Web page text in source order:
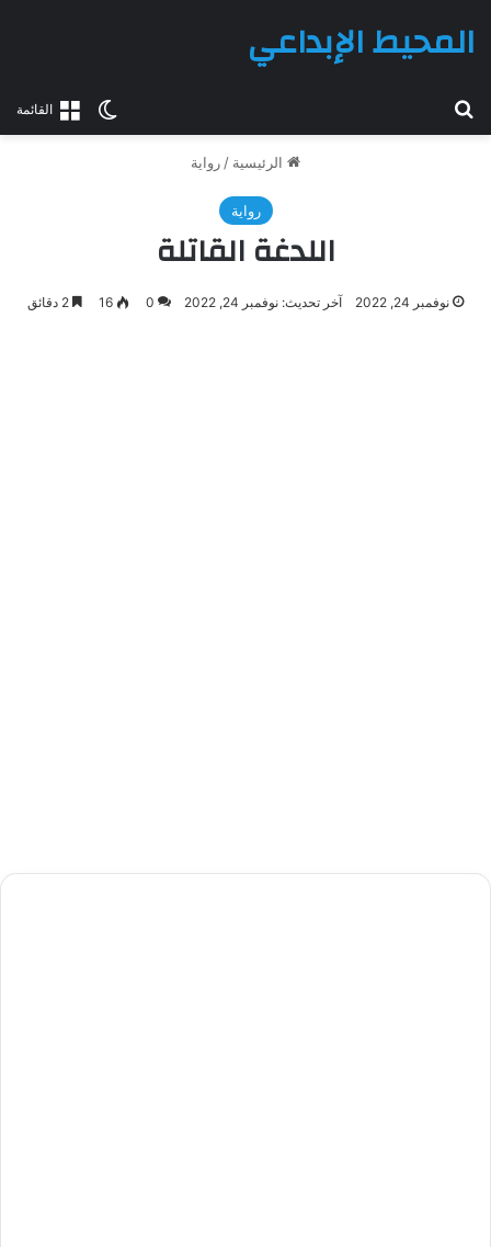
القائمةالوضع
المحيط الإبداعي
الرئيسية / رواية
رواية
اللدغة القاتلة
نوفمبر 24, 2022 آخر تحديث: نوفمبر 24, 2022 0
16